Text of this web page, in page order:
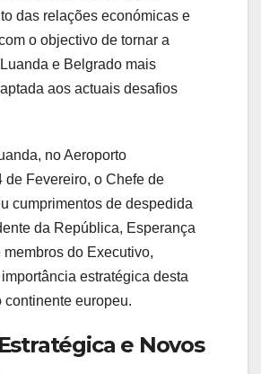
das relações económicas e
o objectivo de tornar a
e Belgrado mais
aos actuais desafios
no Aeroporto
de Fevereiro, o Chefe de
cumprimentos de despedida
da República, Esperança
do Executivo,
estratégica desta
continente europeu.
e Novos